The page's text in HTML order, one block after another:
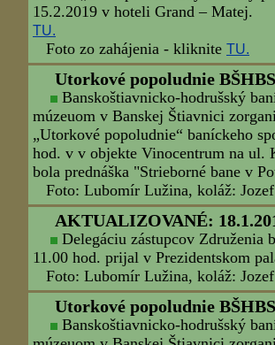
Výstava "Pararely Banskej
21.8.2019
Banskoštiavnicko-hodrušský
ďalšími organizátormi pripravil
po dnešnom slávnostnom zahájení
budovy Berggerichtu, Nám. Sv.
Foto: Ľubomír Lužina, text a
Deň obetí banských
Banskoštiavnicko-hodrušský
Štiavnica pripravili 8.8.2019 pietne
nešťastí, ktoré sa konalo pred
Foto: Ľubomír Lužina, text a
Valné zhromaždenie BS
Dňa 19. februára 2019 sa zišli
zhromaždení baníckeho spolku
úlohy pre rok 2019 - klikniteTU.
Koláž: Jozef Kráľ - klikniteTU.